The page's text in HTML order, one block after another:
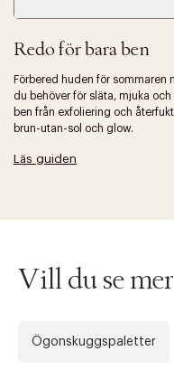
Redo för bara ben
Förbered huden för sommaren
du behöver för släta, mjuka och
ben från exfoliering och
brun-utan-sol och glow.
Läs guiden
Vill du se
Ögonskuggspaletter